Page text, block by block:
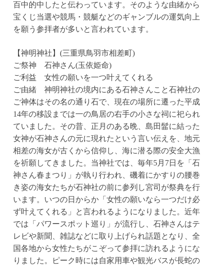
百中的中したと伝わっています。そのような由緒から
宝くじ当選や競馬・競艇などのギャンブルの運気向上
を願う参拝者が多いと言われています。
【神明神社】(三重県鳥羽市相差町)
ご祭神 石神さん(玉依姫命)
ご利益 女性の願いを一つ叶えてくれる
ご由緒 神明神社の境内にある石神さんこと石神社の
ご神体はその名の通り石で、現在の場所に遷った平成
14年の移設までは一の鳥居の右手の小さな祠に祀られ
ていました。その昔、正月のある晩、島田髷に結った
女神が石神さんの元に現れたという言い伝えを、地元
相差の海女が古くから信仰し、海に潜る際の安全大漁
を祈願してきました。当神社では、毎年5月7日を「石
神さん春まつり」が執り行われ、磯着にかすりの腰巻
き姿の海女たちが石神社の前に参列し宮司が祭典を行
います。いつの日からか「女性の願いなら一つだけ必
ず叶えてくれる」と言われるようになりました。近年
では「パワースポット巡り」が流行し、石神さんはテ
レビや新聞、雑誌などに取り上げられ話題となり、全
国各地から女性たちがこぞって参拝に訪れるようにな
りました。ピーク時には自家用車や観光バスが長蛇の